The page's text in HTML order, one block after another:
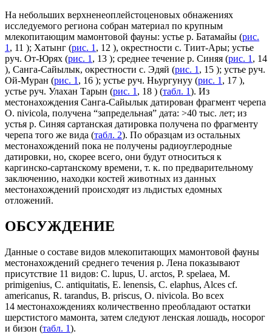
На небольших верхненеоплейстоценовых обнажениях
исследуемого региона собран материал по крупным
млекопитающим мамонтовой фауны: устье р. Батамайы (рис.
1 , 11 ); Хатынг (рис. 1 , 12 ), окрестности с. Тиит-Ары; устье
руч. От-Юрях (рис. 1 , 13 ); среднее течение р. Синяя (рис. 1 , 14
), Санга-Сайылык, окрестности с. Эдяй (рис. 1 , 15 ); устье руч.
Ой-Муран (рис. 1 , 16 ); устье руч. Ньургунуу (рис. 1 , 17 ),
устье руч. Улахан Тарын (рис. 1 , 18 ) (табл. 1). Из
местонахождения Санга-Сайылык датирован фрагмент черепа
O. nivicola, получена “запредельная” дата: >40 тыс. лет; из
устья р. Синяя сартанская датировка получена по фрагменту
черепа того же вида (табл. 2). По образцам из остальных
местонахождений пока не получены радиоуглеродные
датировки, но, скорее всего, они будут относиться к
каргинско-сартанскому времени, т. к. по предварительному
заключению, находки костей животных из данных
местонахождений происходят из льдистых едомных
отложений.
ОБСУЖДЕНИЕ
Данные о составе видов млекопитающих мамонтовой фауны
местонахождений среднего течения р. Лена показывают
присутствие 11 видов: C. lupus, U. arctos, P. spelaea, M.
primigenius, C. antiquitatis, E. lenensis, C. elaphus, Alces cf.
americanus, R. tarandus, B. priscus, O. nivicola. Во всех
14 местонахождениях количественно преобладают остатки
шерстистого мамонта, затем следуют ленская лошадь, носорог
и бизон (табл. 1).